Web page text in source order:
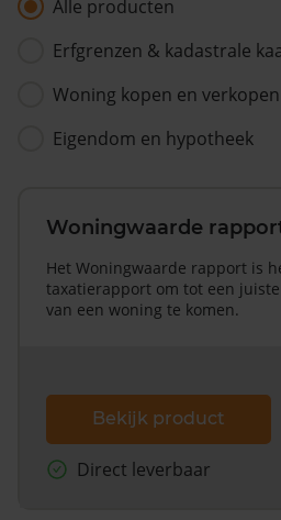
Alle producten
Erfgrenzen & kadastrale
Woning kopen en verkopen
Eigendom en hypotheek
Woningwaarde
Het Woningwaarde rapport is
taxatierapport om tot een
van een woning te komen.
Bekijk product
Direct leverbaar